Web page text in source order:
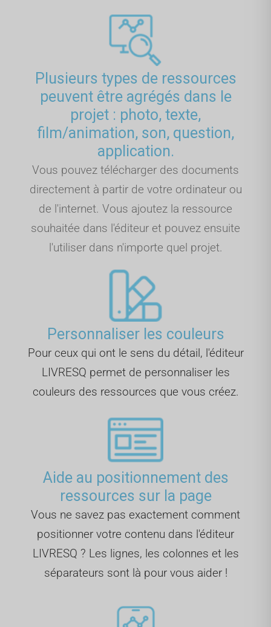
Plusieurs types de ressources
peuvent être agrégés dans le
projet : photo, texte,
film/animation, son, question,
application.
Vous pouvez télécharger des documents
directement à partir de votre ordinateur ou
de l'internet. Vous ajoutez la ressource
souhaitée dans l'éditeur et pouvez ensuite
l'utiliser dans n'importe quel projet.
Personnaliser les couleurs
Pour ceux qui ont le sens du détail, l'éditeur
LIVRESQ permet de personnaliser les
couleurs des ressources que vous créez.
Aide au positionnement des
ressources sur la page
Vous ne savez pas exactement comment
positionner votre contenu dans l'éditeur
LIVRESQ ? Les lignes, les colonnes et les
séparateurs sont là pour vous aider !